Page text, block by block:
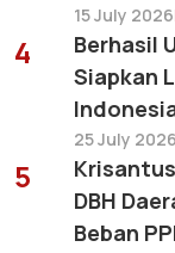
15 July 2026
4
Berhasil
Siapkan
25 July 2026
5
DBH
Beban